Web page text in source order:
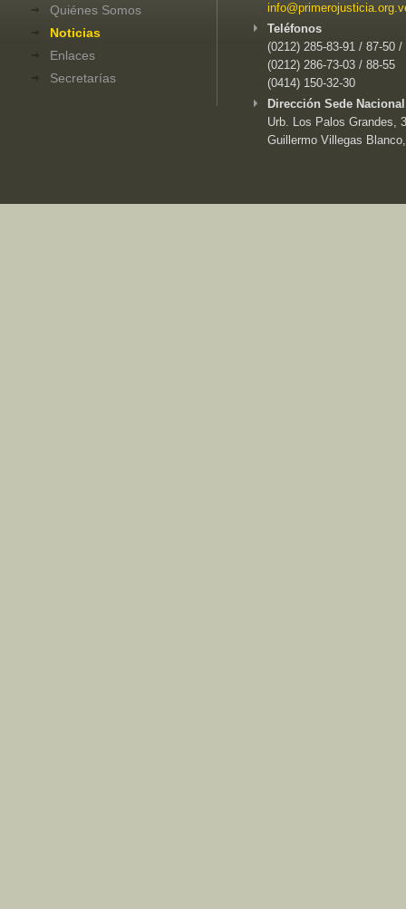
Quiénes Somos
Noticias
Enlaces
Secretarías
Teléfonos
(0212) 285-83-91 / 87-50 /
(0212) 286-73-03 / 88-55
(0414) 150-32-30
Dirección Sede
Urb. Los Palos Grandes,
Guillermo Villegas